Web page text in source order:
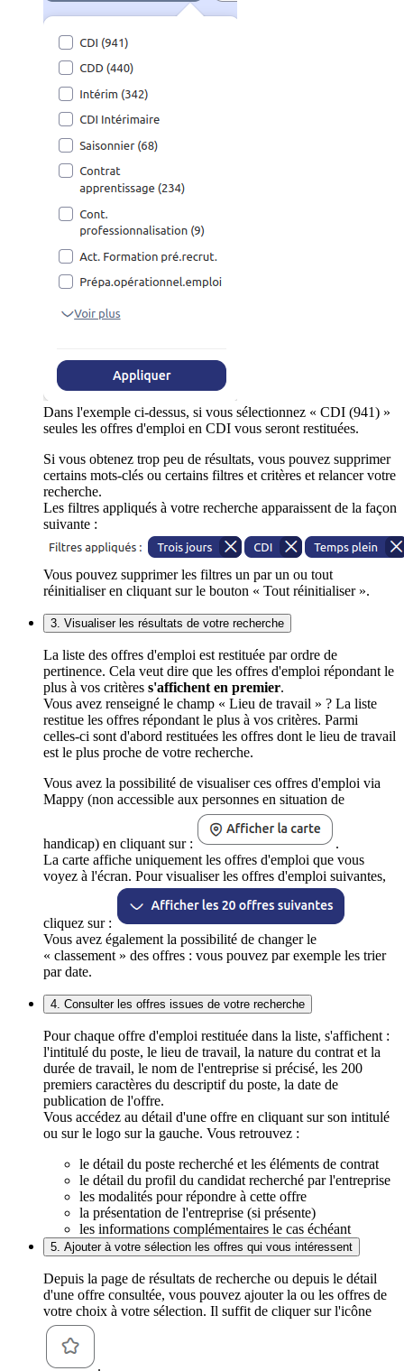
Dans l'exemple ci-dessus, si vous sélectionnez « CDI (941) »
seules les offres d'emploi en CDI vous seront restituées.
Si vous obtenez trop peu de résultats, vous pouvez supprimer
certains mots-clés ou certains filtres et critères et relancer votre
recherche.
Les filtres appliqués à votre recherche apparaissent de la façon
suivante :
Vous pouvez supprimer les filtres un par un ou tout
réinitialiser en cliquant sur le bouton « Tout réinitialiser ».
3. Visualiser les résultats de votre recherche
La liste des offres d'emploi est restituée par ordre de
pertinence. Cela veut dire que les offres d'emploi répondant le
plus à vos critères s'affichent en premier.
Vous avez renseigné le champ « Lieu de travail » ? La liste
restitue les offres répondant le plus à vos critères. Parmi
celles-ci sont d'abord restituées les offres dont le lieu de travail
est le plus proche de votre recherche.
Vous avez la possibilité de visualiser ces offres d'emploi via
Mappy (non accessible aux personnes en situation de
handicap) en cliquant sur :
.
La carte affiche uniquement les offres d'emploi que vous
voyez à l'écran. Pour visualiser les offres d'emploi suivantes,
cliquez sur :
Vous avez également la possibilité de changer le
« classement » des offres : vous pouvez par exemple les trier
par date.
4. Consulter les offres issues de votre recherche
Pour chaque offre d'emploi restituée dans la liste, s'affichent :
l'intitulé du poste, le lieu de travail, la nature du contrat et la
durée de travail, le nom de l'entreprise si précisé, les 200
premiers caractères du descriptif du poste, la date de
publication de l'offre.
Vous accédez au détail d'une offre en cliquant sur son intitulé
ou sur le logo sur la gauche. Vous retrouvez :
le détail du poste recherché et les éléments de contrat
le détail du profil du candidat recherché par l'entreprise
les modalités pour répondre à cette offre
la présentation de l'entreprise (si présente)
les informations complémentaires le cas échéant
5. Ajouter à votre sélection les offres qui vous intéressent
Depuis la page de résultats de recherche ou depuis le détail
d'une offre consultée, vous pouvez ajouter la ou les offres de
votre choix à votre sélection. Il suffit de cliquer sur l'icône
.